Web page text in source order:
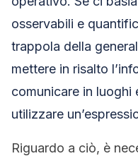
osservabili e
trappola della
mettere in risalto
comunicare in
utilizzare
Riguardo a ciò, è